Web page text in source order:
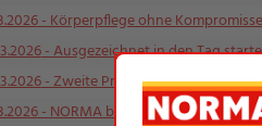
- Körperpflege ohne
- Ausgezeichnet in den Tag
- Zweite Preissenkung in nur
- NORMA begeistert zahlreiche